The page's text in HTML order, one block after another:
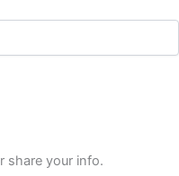
share your info.